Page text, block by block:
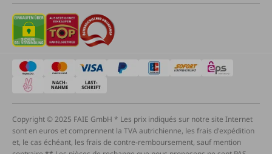
Copyright © 2025 FAIE GmbH * Les prix indiqués sur notre site Internet
sont en euros et comprennent la TVA autrichienne, les frais d'expédition
et, le cas échéant, les frais de contre-remboursement, sauf mention